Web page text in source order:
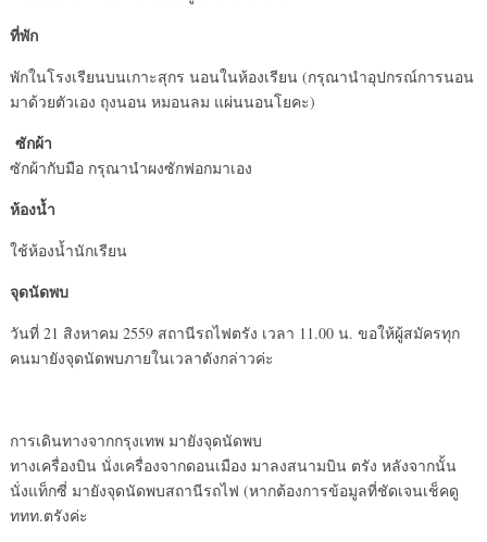
ที่พัก
พักในโรงเรียนบนเกาะสุกร นอนในห้องเรียน (กรุณานำอุปกรณ์การนอน
มาด้วยตัวเอง ถุงนอน หมอนลม แผ่นนอนโยคะ)
ซักผ้า
ซักผ้ากับมือ กรุณานำผงซักฟอกมาเอง
ห้องน้ำ
ใช้ห้องน้ำนักเรียน
จุดนัดพบ
วันที่ 21 สิงหาคม 2559 สถานีรถไฟตรัง เวลา 11.00 น. ขอให้ผู้สมัครทุก
คนมายังจุดนัดพบภายในเวลาดังกล่าวค่ะ
การเดินทางจากกรุงเทพ มายังจุดนัดพบ
ทางเครื่องบิน นั่งเครื่องจากดอนเมือง มาลงสนามบิน ตรัง หลังจากนั้น
นั่งแท็กซี่ มายังจุดนัดพบสถานีรถไฟ (หากต้องการข้อมูลที่ชัดเจนเช็คดู
ททท.ตรังค่ะ